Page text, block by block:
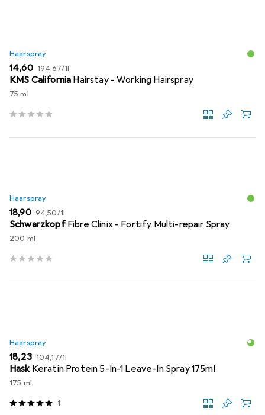
Haarspray
EUR
14,60 EUR
194,67/1l
KMS California Hairstay - Working Hairspray
75 ml
Haarspray
EUR
18,90 EUR
94,50/1l
Schwarzkopf Fibre Clinix - Fortify Multi-repair Spray
200 ml
Haarspray
EUR
18,23 EUR
104,17/1l
Hask Keratin Protein 5-In-1 Leave-In Spray 175ml
175 ml
1